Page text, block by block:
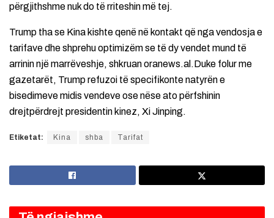
përgjithshme nuk do të rriteshin më tej.
Trump tha se Kina kishte qenë në kontakt që nga vendosja e
tarifave dhe shprehu optimizëm se të dy vendet mund të
arrinin një marrëveshje, shkruan oranews.al.Duke folur me
gazetarët, Trump refuzoi të specifikonte natyrën e
bisedimeve midis vendeve ose nëse ato përfshinin
drejtpërdrejt presidentin kinez, Xi Jinping.
Etiketat: Kina shba Tarifat